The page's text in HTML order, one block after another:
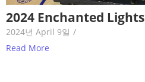
2024 Enchanted Lights
2024년 April 9일 /
Read More